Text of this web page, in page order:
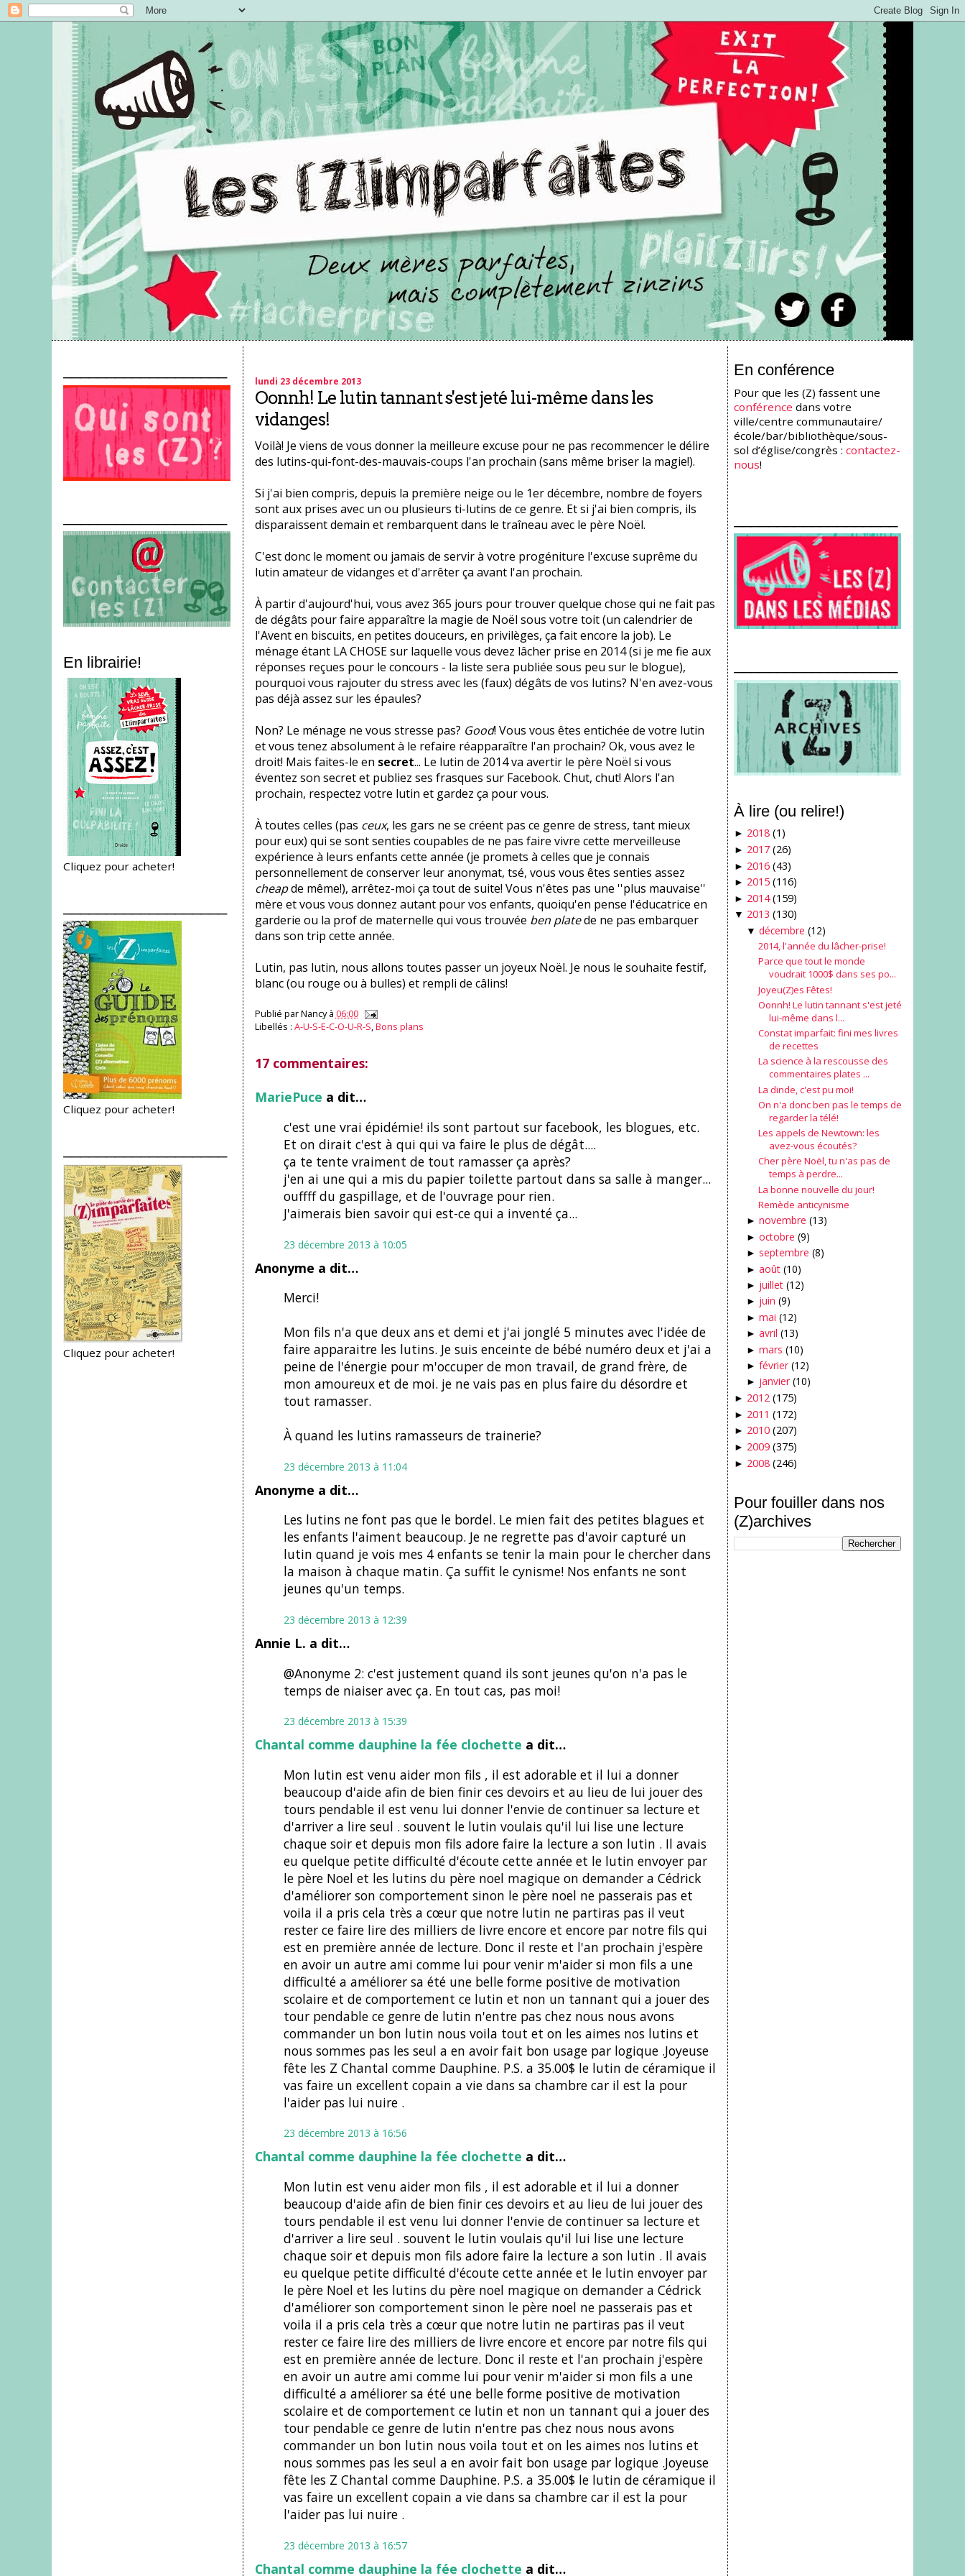
En librairie!
Cliquez pour acheter!
Cliquez pour acheter!
Cliquez pour acheter!
lundi 23 décembre 2013
Oonnh! Le lutin tannant s'est jeté lui-même dans les
vidanges!
Voilà! Je viens de vous donner la meilleure excuse pour ne pas recommencer le délire
des lutins-qui-font-des-mauvais-coups l'an prochain (sans même briser la magie!).
Si j'ai bien compris, depuis la première neige ou le 1er décembre, nombre de foyers
sont aux prises avec un ou plusieurs ti-lutins de ce genre. Et si j'ai bien compris, ils
disparaissent demain et rembarquent dans le traîneau avec le père Noël.
C'est donc le moment ou jamais de servir à votre progéniture l'excuse suprême du
lutin amateur de vidanges et d'arrêter ça avant l'an prochain.
À partir d'aujourd'hui, vous avez 365 jours pour trouver quelque chose qui ne fait pas
de dégâts pour faire apparaître la magie de Noël sous votre toit (un calendrier de
l'Avent en biscuits, en petites douceurs, en privilèges, ça fait encore la job). Le
ménage étant LA CHOSE sur laquelle vous devez lâcher prise en 2014 (si je me fie aux
réponses reçues pour le concours - la liste sera publiée sous peu sur le blogue),
pourquoi vous rajouter du stress avec les (faux) dégâts de vos lutins? N'en avez-vous
pas déjà assez sur les épaules?
Non? Le ménage ne vous stresse pas? Good! Vous vous êtes entichée de votre lutin
et vous tenez absolument à le refaire réapparaître l'an prochain? Ok, vous avez le
droit! Mais faites-le en secret... Le lutin de 2014 va avertir le père Noël si vous
éventez son secret et publiez ses frasques sur Facebook. Chut, chut! Alors l'an
prochain, respectez votre lutin et gardez ça pour vous.
À toutes celles (pas ceux, les gars ne se créent pas ce genre de stress, tant mieux
pour eux) qui se sont senties coupables de ne pas faire vivre cette merveilleuse
expérience à leurs enfants cette année (je promets à celles que je connais
personnellement de conserver leur anonymat, tsé, vous vous êtes senties assez
cheapde même!), arrêtez-moi ça tout de suite! Vous n'êtes pas une ''plus mauvaise''
mère et vous vous donnez autant pour vos enfants, quoiqu'en pense l'éducatrice en
garderie ou la prof de maternelle qui vous trouvée ben platede ne pas embarquer
dans son trip cette année.
Lutin, pas lutin, nous allons toutes passer un joyeux Noël. Je nous le souhaite festif,
blanc (ou rouge ou à bulles) et rempli de câlins!
Publié parNancy à 06:00
Libellés : A-U-S-E-C-O-U-R-S,Bons plans
17 commentaires:
MariePuce a dit…
c'est une vrai épidémie! ils sont partout sur facebook, les blogues, etc.
Et on dirait c'est à qui qui va faire le plus de dégât....
ça te tente vraiment de tout ramasser ça après?
j'en ai une qui a mis du papier toilette partout dans sa salle à manger...
ouffff du gaspillage, et de l'ouvrage pour rien.
J'aimerais bien savoir qui est-ce qui a inventé ça...
23 décembre 2013 à 10:05
Anonyme a dit…
Merci!
Mon fils n'a que deux ans et demi et j'ai jonglé 5 minutes avec l'idée de
faire apparaitre les lutins. Je suis enceinte de bébé numéro deux et j'ai a
peine de l'énergie pour m'occuper de mon travail, de grand frère, de
mon amoureux et de moi. je ne vais pas en plus faire du désordre et
tout ramasser.
À quand les lutins ramasseurs de trainerie?
23 décembre 2013 à 11:04
Anonyme a dit…
Les lutins ne font pas que le bordel. Le mien fait des petites blagues et
les enfants l'aiment beaucoup. Je ne regrette pas d'avoir capturé un
lutin quand je vois mes 4 enfants se tenir la main pour le chercher dans
la maison à chaque matin. Ça suffit le cynisme! Nos enfants ne sont
jeunes qu'un temps.
23 décembre 2013 à 12:39
Annie L. a dit…
@Anonyme 2: c'est justement quand ils sont jeunes qu'on n'a pas le
temps de niaiser avec ça. En tout cas, pas moi!
23 décembre 2013 à 15:39
Chantal comme dauphine la fée clochette a dit…
Mon lutin est venu aider mon fils , il est adorable et il lui a donner
beaucoup d'aide afin de bien finir ces devoirs et au lieu de lui jouer des
tours pendable il est venu lui donner l'envie de continuer sa lecture et
d'arriver a lire seul . souvent le lutin voulais qu'il lui lise une lecture
chaque soir et depuis mon fils adore faire la lecture a son lutin . Il avais
eu quelque petite difficulté d'écoute cette année et le lutin envoyer par
le père Noel et les lutins du père noel magique on demander a Cédrick
d'améliorer son comportement sinon le père noel ne passerais pas et
voila il a pris cela très a cœur que notre lutin ne partiras pas il veut
rester ce faire lire des milliers de livre encore et encore par notre fils qui
est en première année de lecture. Donc il reste et l'an prochain j'espère
en avoir un autre ami comme lui pour venir m'aider si mon fils a une
difficulté a améliorer sa été une belle forme positive de motivation
scolaire et de comportement ce lutin et non un tannant qui a jouer des
tour pendable ce genre de lutin n'entre pas chez nous nous avons
commander un bon lutin nous voila tout et on les aimes nos lutins et
nous sommes pas les seul a en avoir fait bon usage par logique .Joyeuse
fête les Z Chantal comme Dauphine. P.S. a 35.00$ le lutin de céramique il
vas faire un excellent copain a vie dans sa chambre car il est la pour
l'aider pas lui nuire .
23 décembre 2013 à 16:56
Chantal comme dauphine la fée clochette a dit…
Mon lutin est venu aider mon fils , il est adorable et il lui a donner
beaucoup d'aide afin de bien finir ces devoirs et au lieu de lui jouer des
tours pendable il est venu lui donner l'envie de continuer sa lecture et
d'arriver a lire seul . souvent le lutin voulais qu'il lui lise une lecture
chaque soir et depuis mon fils adore faire la lecture a son lutin . Il avais
eu quelque petite difficulté d'écoute cette année et le lutin envoyer par
le père Noel et les lutins du père noel magique on demander a Cédrick
d'améliorer son comportement sinon le père noel ne passerais pas et
voila il a pris cela très a cœur que notre lutin ne partiras pas il veut
rester ce faire lire des milliers de livre encore et encore par notre fils qui
est en première année de lecture. Donc il reste et l'an prochain j'espère
en avoir un autre ami comme lui pour venir m'aider si mon fils a une
difficulté a améliorer sa été une belle forme positive de motivation
scolaire et de comportement ce lutin et non un tannant qui a jouer des
tour pendable ce genre de lutin n'entre pas chez nous nous avons
commander un bon lutin nous voila tout et on les aimes nos lutins et
nous sommes pas les seul a en avoir fait bon usage par logique .Joyeuse
fête les Z Chantal comme Dauphine. P.S. a 35.00$ le lutin de céramique il
vas faire un excellent copain a vie dans sa chambre car il est la pour
l'aider pas lui nuire .
23 décembre 2013 à 16:57
Chantal comme dauphine la fée clochette a dit…
En conférence
Pour que les (Z) fassent une
conférence dans votre
ville/centre communautaire/
école/bar/bibliothèque/sous-
sol d’église/congrès :contactez-
nous!
À lire (ou relire!)
► 2018 (1)
► 2017 (26)
► 2016 (43)
► 2015 (116)
► 2014 (159)
▼ 2013 (130)
▼ décembre (12)
2014, l'année du lâcher-prise!
Parce que tout le monde
voudrait 1000$ dans ses po...
Joyeu(Z)es Fêtes!
Oonnh! Le lutin tannant s'est jeté
lui-même dans l...
Constat imparfait: fini mes livres
de recettes
La science à la rescousse des
commentaires plates ...
La dinde, c'est pu moi!
On n'a donc ben pas le temps de
regarder la télé!
Les appels de Newtown: les
avez-vous écoutés?
Cher père Noël, tu n'as pas de
temps à perdre...
La bonne nouvelle du jour!
Remède anticynisme
► novembre (13)
► octobre (9)
► septembre (8)
► août (10)
► juillet (12)
► juin (9)
► mai (12)
► avril (13)
► mars (10)
► février (12)
► janvier (10)
► 2012 (175)
► 2011 (172)
► 2010 (207)
► 2009 (375)
► 2008 (246)
Pour fouiller dans nos
(Z)archives